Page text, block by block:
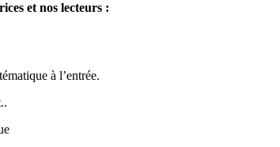
et nos lecteurs :
à l’entrée.